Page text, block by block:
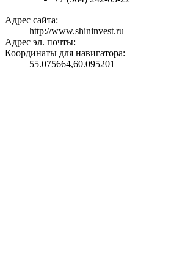
Адрес сайта:
http://www.shininvest.ru
Адрес эл. почты:
Координаты для навигатора:
55.075664,60.095201